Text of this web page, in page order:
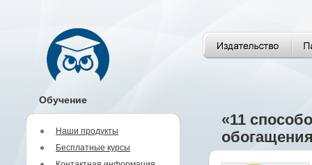
Обучение
Наши продукты
Бесплатные курсы
«11